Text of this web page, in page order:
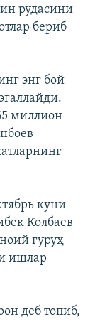
рудасини
бериб
энг бой
миллион
куни
Колбаев
гуруҳ
ишлар
деб топиб,